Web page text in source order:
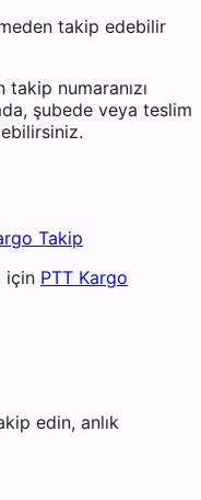
takip edebilir
numaranızı
şubede veya teslim
Takip
için PTT Kargo
edin, anlık